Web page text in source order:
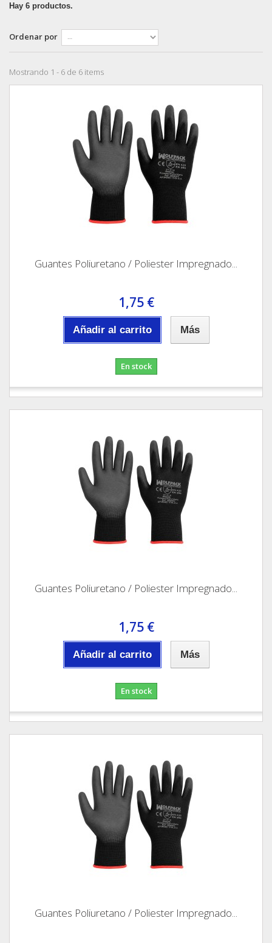
Hay 6 productos.
Ordenar por
Mostrando 1 - 6 de 6 items
Guantes Poliuretano / Poliester Impregnado...
1,75 €
Añadir al carrito Más
En stock
Guantes Poliuretano / Poliester Impregnado...
1,75 €
Añadir al carrito Más
En stock
Guantes Poliuretano / Poliester Impregnado...